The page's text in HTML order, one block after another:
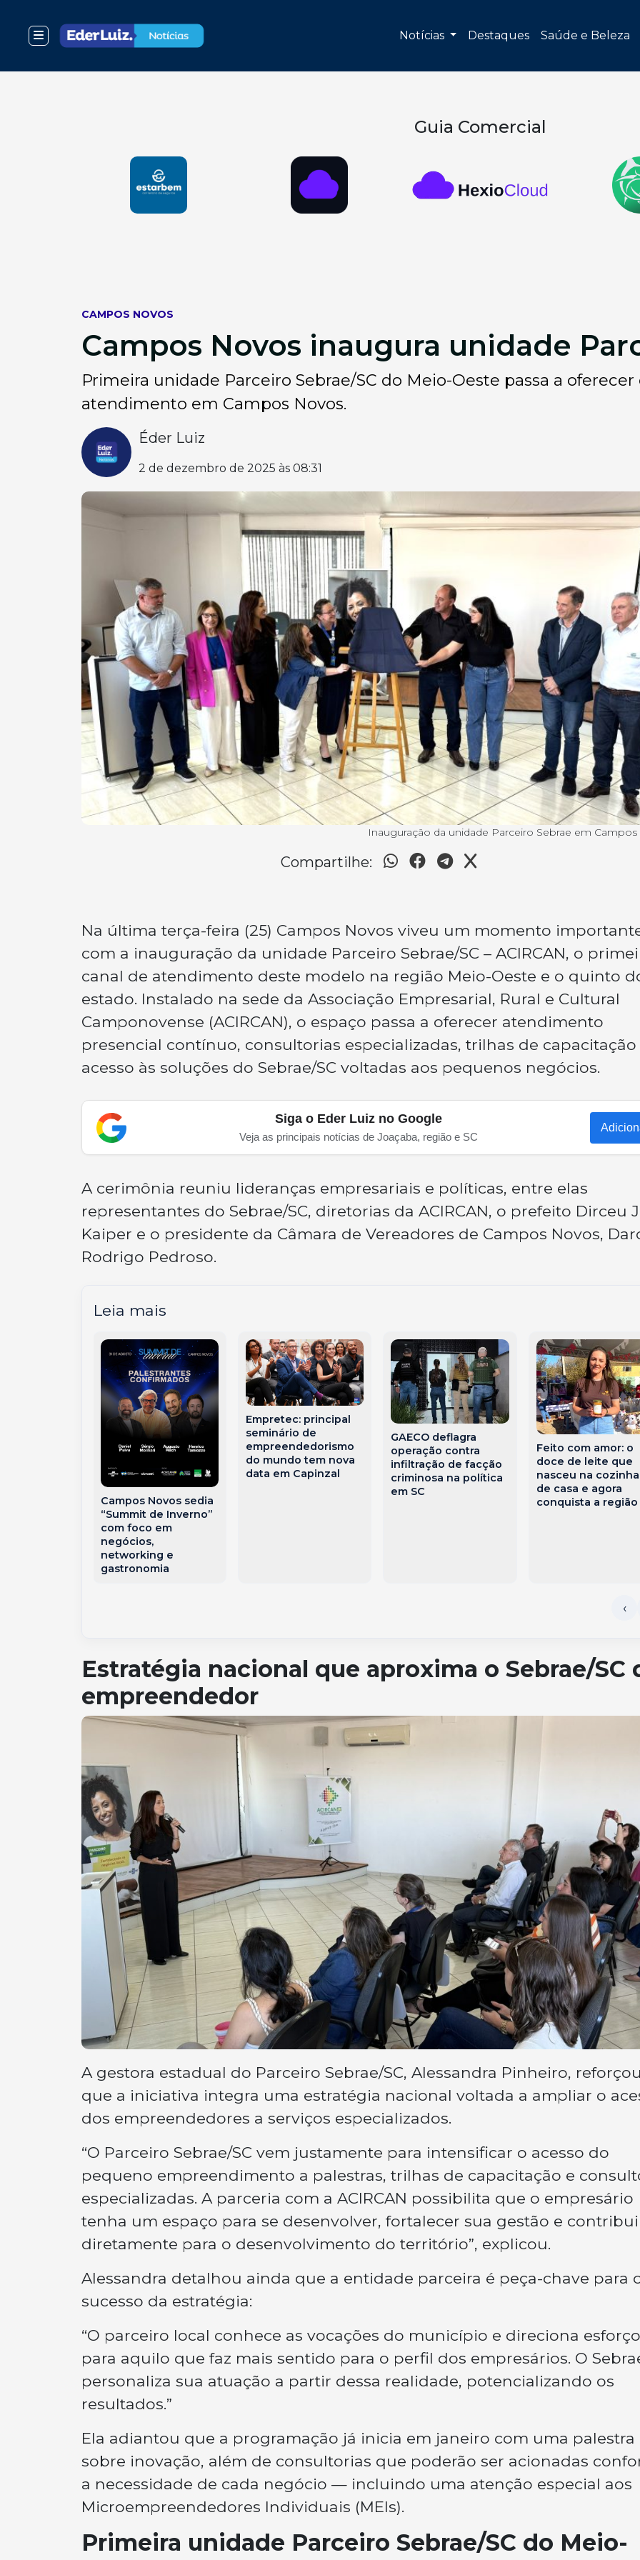
Notícias Destaques Saúde e Beleza
Guia Comercial
CAMPOS NOVOS
Campos Novos inaugura unidade
Primeira unidade Parceiro Sebrae/SC do Meio-Oeste passa a
atendimento em Campos Novos.
Éder Luiz
2 de dezembro de 2025 às 08:31
Inauguração da unidade Parceiro Sebrae em Campos
Compartilhe:
Na última terça-feira (25) Campos Novos viveu um momento
com a inauguração da unidade Parceiro Sebrae/SC – ACIRCAN, o
canal de atendimento deste modelo na região Meio-Oeste e o quinto
estado. Instalado na sede da Associação Empresarial, Rural e Cultural
Camponovense (ACIRCAN), o espaço passa a oferecer atendimento
presencial contínuo, consultorias especializadas, trilhas de capacitação
acesso às soluções do Sebrae/SC voltadas aos pequenos negócios.
Siga o Eder Luiz no Google
Veja as principais notícias de Joaçaba, região e SC
A cerimônia reuniu lideranças empresariais e políticas, entre elas
representantes do Sebrae/SC, diretorias da ACIRCAN, o prefeito Dirceu
Kaiper e o presidente da Câmara de Vereadores de Campos Novos,
Rodrigo Pedroso.
Leia mais
Campos Novos sedia
“Summit de Inverno”
com foco em
negócios,
networking e
gastronomia
Empretec: principal
seminário de
empreendedorismo
do mundo tem nova
data em Capinzal
GAECO deflagra
operação contra
infiltração de facção
criminosa na política
em SC
Feito com amor: o
doce de leite que
nasceu na cozinha
de casa e agora
conquista a região
Estratégia nacional que aproxima o Sebrae/SC
empreendedor
A gestora estadual do Parceiro Sebrae/SC, Alessandra Pinheiro,
que a iniciativa integra uma estratégia nacional voltada a ampliar o
dos empreendedores a serviços especializados.
“O Parceiro Sebrae/SC vem justamente para intensificar o acesso do
pequeno empreendimento a palestras, trilhas de capacitação e
especializadas. A parceria com a ACIRCAN possibilita que o empresário
tenha um espaço para se desenvolver, fortalecer sua gestão e
diretamente para o desenvolvimento do território”, explicou.
Alessandra detalhou ainda que a entidade parceira é peça-chave para
sucesso da estratégia:
“O parceiro local conhece as vocações do município e direciona
para aquilo que faz mais sentido para o perfil dos empresários. O
personaliza sua atuação a partir dessa realidade, potencializando os
resultados.”
Ela adiantou que a programação já inicia em janeiro com uma palestra
sobre inovação, além de consultorias que poderão ser acionadas
a necessidade de cada negócio — incluindo uma atenção especial aos
Microempreendedores Individuais (MEIs).
Primeira unidade Parceiro Sebrae/SC do Meio-